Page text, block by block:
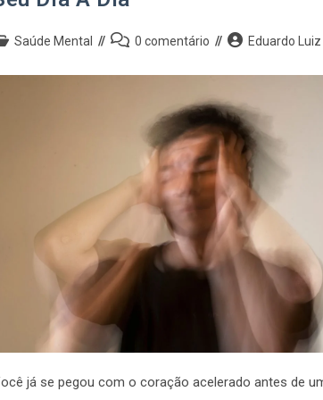
Saúde Mental 0 comentário Eduardo
já se pegou com o coração acelerado antes de